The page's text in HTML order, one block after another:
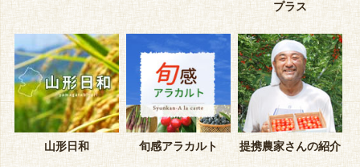
プラス
山形日和 旬感アラカルト 提携農家さんの紹介